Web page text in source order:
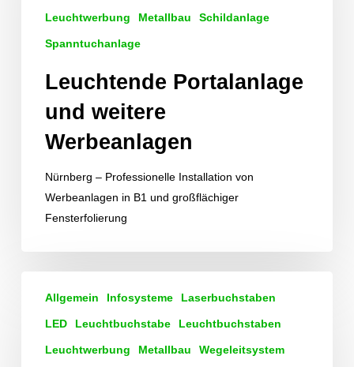
Leuchtwerbung Metallbau Schildanlage
Spanntuchanlage
Leuchtende Portalanlage
und weitere
Werbeanlagen
Nürnberg – Professionelle Installation von
Werbeanlagen in B1 und großflächiger
Fensterfolierung
Rückleuchter
Allgemein Infosysteme Laserbuchstaben
LED Leuchtbuchstabe Leuchtbuchstaben
Leuchtwerbung Metallbau Wegeleitsystem